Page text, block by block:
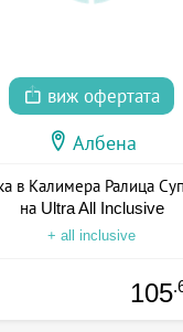
виж офертата
Албена
в Калимера Ралица
на Ultra All Inclusive
+ all inclusive
105